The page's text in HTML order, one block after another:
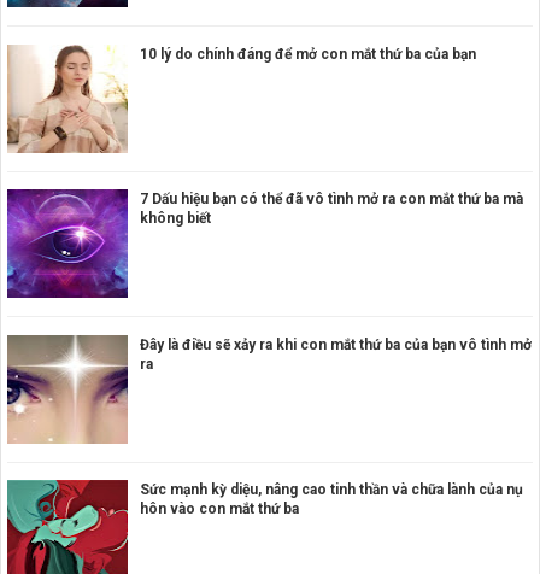
10 lý do chính đáng để mở con mắt thứ ba của bạn
7 Dấu hiệu bạn có thể đã vô tình mở ra con mắt thứ ba mà
không biết
Đây là điều sẽ xảy ra khi con mắt thứ ba của bạn vô tình mở
ra
Sức mạnh kỳ diệu, nâng cao tinh thần và chữa lành của nụ
hôn vào con mắt thứ ba